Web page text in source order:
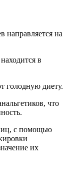
направляется на
в
голодную диету.
что
с помощью
их